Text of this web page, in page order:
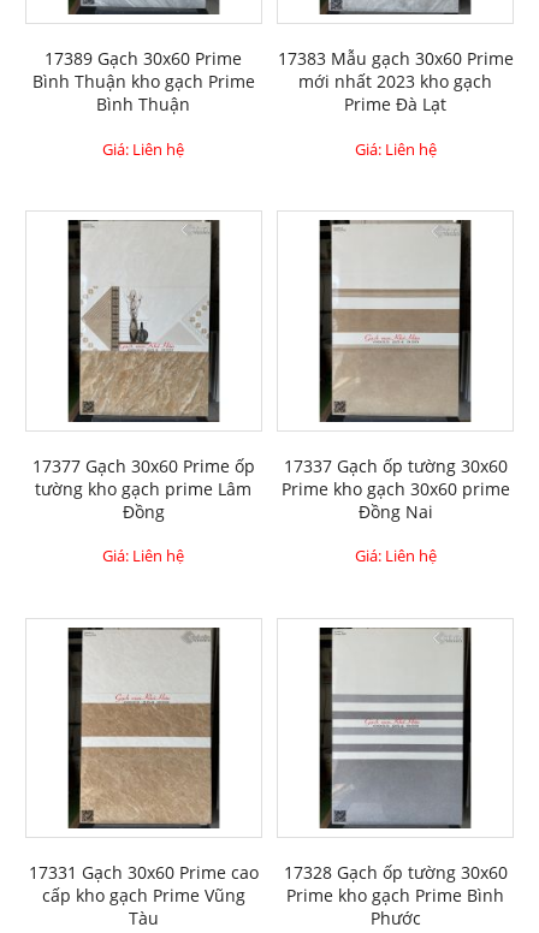
17389 Gạch 30x60 Prime
Bình Thuận kho gạch Prime
Bình Thuận
Giá: Liên hệ
17383 Mẫu gạch 30x60 Prime
mới nhất 2023 kho gạch
Prime Đà Lạt
Giá: Liên hệ
17377 Gạch 30x60 Prime ốp
tường kho gạch prime Lâm
Đồng
Giá: Liên hệ
17337 Gạch ốp tường 30x60
Prime kho gạch 30x60 prime
Đồng Nai
Giá: Liên hệ
17331 Gạch 30x60 Prime cao
cấp kho gạch Prime Vũng
Tàu
17328 Gạch ốp tường 30x60
Prime kho gạch Prime Bình
Phước